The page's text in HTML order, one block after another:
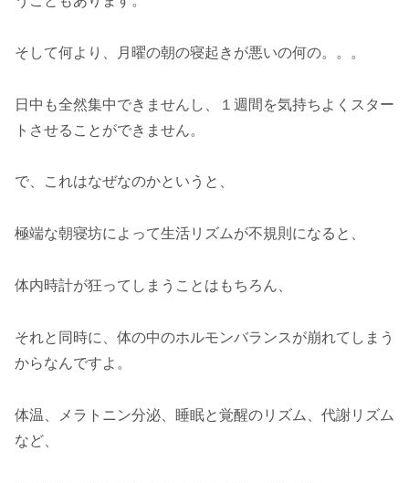
そして何より、月曜の朝の寝起きが悪いの何の。。。
日中も全然集中できませんし、１週間を気持ちよくスター
トさせることができません。
で、これはなぜなのかというと、
極端な朝寝坊によって生活リズムが不規則になると、
体内時計が狂ってしまうことはもちろん、
それと同時に、体の中のホルモンバランスが崩れてしまう
からなんですよ。
体温、メラトニン分泌、睡眠と覚醒のリズム、代謝リズム
など、